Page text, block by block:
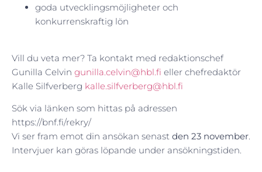
goda utvecklingsmöjligheter och
konkurrenskraftig lön
Vill du veta mer? Ta kontakt med redaktionschef
Gunilla Celvin gunilla.celvin@hbl.fi eller chefredaktör
Kalle Silfverberg kalle.silfverberg@hbl.fi
Sök via länken som hittas på adressen
https://bnf.fi/rekry/
Vi ser fram emot din ansökan senast den 23 november.
Intervjuer kan göras löpande under ansökningstiden.